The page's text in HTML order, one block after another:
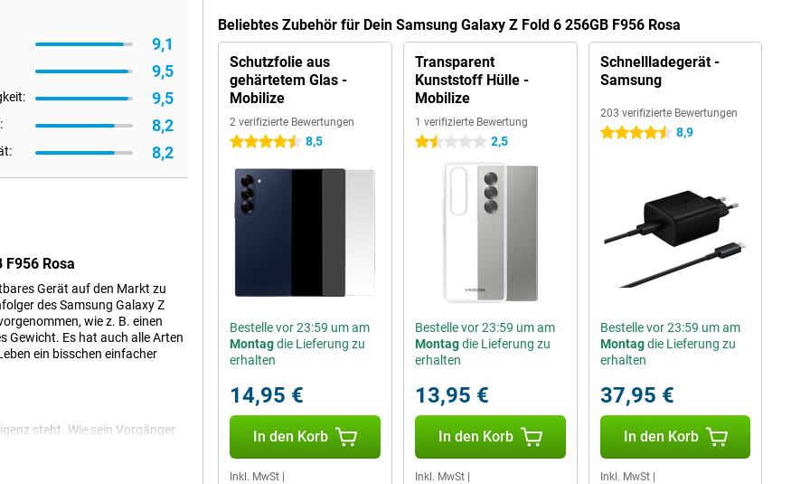
9,1
9,5
9,5
8,2
8,2
Rosa
Gerät auf den Markt zu
des Samsung Galaxy Z
wie z. B. einen
Gewicht. Es hat auch alle Arten
ein bisschen einfacher
steht. Wie sein Vorgänger
und dann direkt über Google
Beliebtes Zubehör für Dein Samsung Galaxy Z Fold 6 256GB F956 Rosa
Schutzfolie aus
gehärtetem Glas -
Mobilize
2 verifizierte Bewertungen
4.5 Sterne 8,5
Bestelle vor 23:59 um am
Montagdie Lieferung zu
erhalten
14,95 €
In den Korb
Inkl. MwSt
Transparent
Kunststoff Hülle -
Mobilize
1 verifizierte Bewertung
1.5 Sterne 2,5
Bestelle vor 23:59 um am
Montagdie Lieferung zu
erhalten
13,95 €
In den Korb
Inkl. MwSt|
Schnellladegerät -
Samsung
203 verifizierte Bewertungen
4.5 Sterne 8,9
Bestelle vor 23:59 um am
Montagdie Lieferung zu
erhalten
37,95 €
In den Korb
Inkl. MwSt|